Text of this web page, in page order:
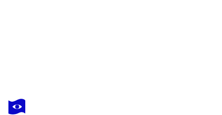
MARC TODD
Jurassic Coast Cliffs, Dorset